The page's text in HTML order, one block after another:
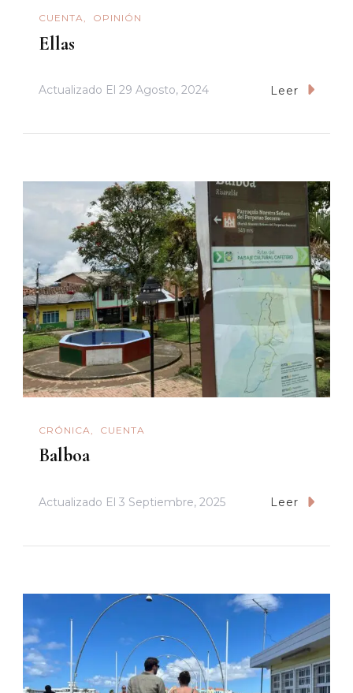
CUENTA OPINIÓN
Ellas
Actualizado El 29 Agosto, 2024 Leer
CRÓNICA CUENTA
Balboa
Actualizado El 3 Septiembre, 2025 Leer